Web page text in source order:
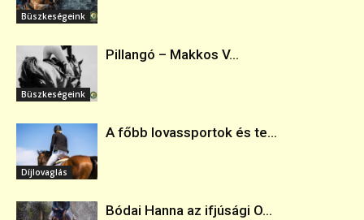
Büszkeségeink
Büszkeségeink
Pillangó – Makkos V...
Díjlovaglás
A főbb lovassportok és te...
Bódai Hanna az ifjúsági O...